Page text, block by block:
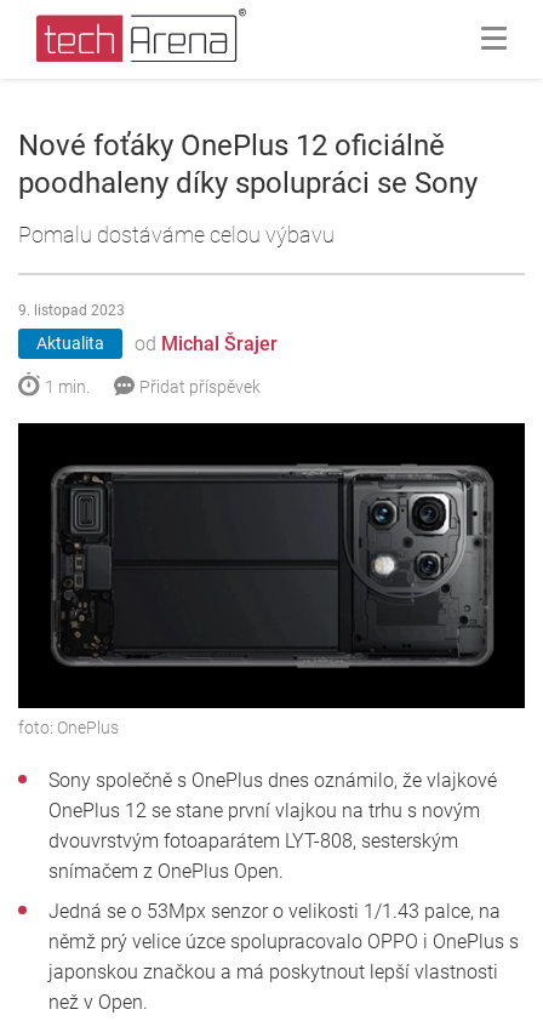
Nové foťáky OnePlus 12 oficiálně
poodhaleny díky spolupráci se Sony
Pomalu dostáváme celou výbavu
Aktualita od Michal Šrajer
9. listopad 2023
1 min. Přidat příspěvek
foto: OnePlus
Sony společně s OnePlus dnes oznámilo, že vlajkové
OnePlus 12 se stane první vlajkou na trhu s novým
dvouvrstvým fotoaparátem LYT-808, sesterským
snímačem z OnePlus Open.
Jedná se o 53Mpx senzor o velikosti 1/1.43 palce, na
němž prý velice úzce spolupracovalo OPPO i OnePlus s
japonskou značkou a má poskytnout lepší vlastnosti
než v Open.